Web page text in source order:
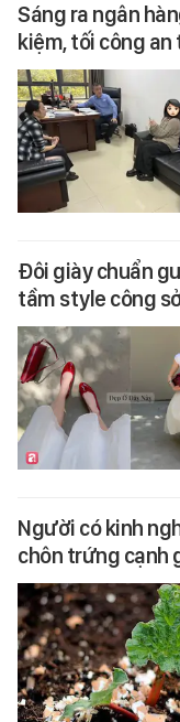
Sáng ra ngân
kiệm, tối công
Đôi giày chuẩn
tầm style công
Người có kinh
chôn trứng cạnh